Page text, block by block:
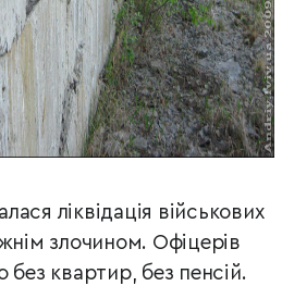
ліквідація військових
злочином. Офіцерів
квартир, без пенсій.